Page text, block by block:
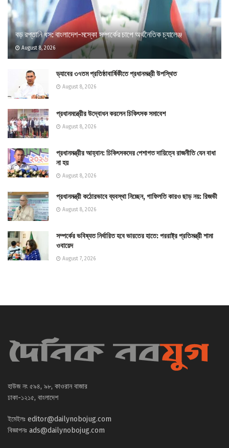
বড় রপ্তানি ধস: বাংলাদেশ-মস্কো সম্পর্কের চাপে অর্থনৈতিক চ্যালেঞ্জ
August 8, 2026
ড্যাবের ৩৭তম প্রতিষ্ঠাবার্ষিকীতে প্রধানমন্ত্রী উপস্থিত
August 8, 2026
প্রধানমন্ত্রীের উদ্বোধন করলেন চিকিৎসক সমাবেশ
August 8, 2026
প্রধানমন্ত্রীর আহ্বান: চিকিৎসকদের পেশাগত দায়িত্বে রাজনীতি যেন বাধা
না হয়
August 8, 2026
প্রধানমন্ত্রী কঠোরভাবে ব্যবস্থা নিচ্ছেন, গাফিলতি কারও ছাড় নয়: রিজভী
August 8, 2026
সম্পর্কের ভবিষ্যত নির্ধারিত হবে ভারতের হাতে: পররাষ্ট্র প্রতিমন্ত্রী শামা
ওবায়েদ
August 7, 2026
হাউজ নং ৫৯৪, ৯৮, কাওরান বাজার
ঢাকা-১২১৫, বাংলাদেশ
ইমেইলঃ editor@dailynobojug.com
বিজ্ঞাপনঃ ads@dailynobojug.com